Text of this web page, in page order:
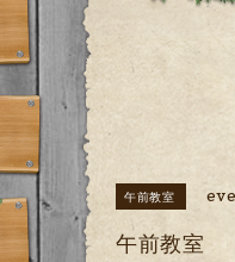
午前教室
午前教室